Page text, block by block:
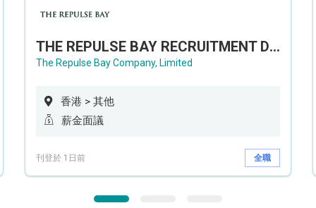
THE REPULSE BAY RECRUITMENT DAY 淺水灣影灣園人才招聘會
The Repulse Bay Company, Limited
香港 > 其他
薪金面議
刊登於 1日前 全職